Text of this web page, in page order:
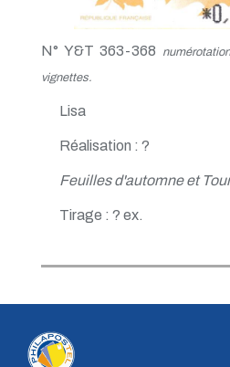
N° Y&T 363-368
vignettes.
Lisa
Réalisation : ?
Feuilles d'automne et
Tirage : ? ex.